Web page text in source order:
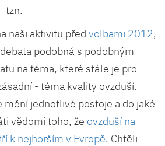
tzn.
naši aktivitu před volbami 2012,
podobná s podobným
na téma, které stále je pro
- téma kvality ovzduší.
mění jednotlivé postoje a do jaké
vědomi toho, že ovzduší na
k nejhorším v Evropě. Chtěli